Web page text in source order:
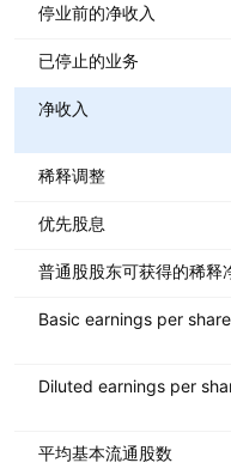
停业前的净收入
已停止的业务
净收入
稀释调整
优先股息
普通股股东可获得的稀释
Basic earnings per
Diluted earnings per
平均基本流通股数